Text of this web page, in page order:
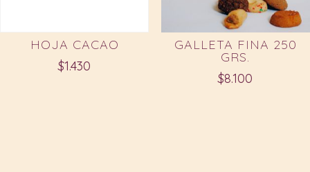
HOJA CACAO
$1.430
GALLETA FINA 250
GRS.
$8.100